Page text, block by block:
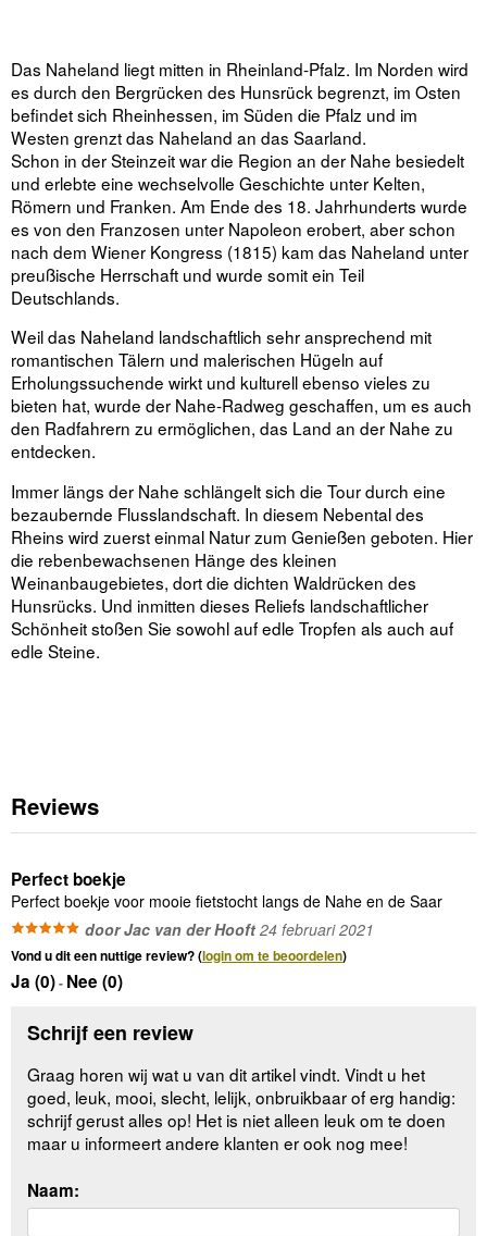
Das Naheland liegt mitten in Rheinland-Pfalz. Im Norden wird
es durch den Bergrücken des Hunsrück begrenzt, im Osten
befindet sich Rheinhessen, im Süden die Pfalz und im
Westen grenzt das Naheland an das Saarland.
Schon in der Steinzeit war die Region an der Nahe besiedelt
und erlebte eine wechselvolle Geschichte unter Kelten,
Römern und Franken. Am Ende des 18. Jahrhunderts wurde
es von den Franzosen unter Napoleon erobert, aber schon
nach dem Wiener Kongress (1815) kam das Naheland unter
preußische Herrschaft und wurde somit ein Teil
Deutschlands.
Weil das Naheland landschaftlich sehr ansprechend mit
romantischen Tälern und malerischen Hügeln auf
Erholungssuchende wirkt und kulturell ebenso vieles zu
bieten hat, wurde der Nahe-Radweg geschaffen, um es auch
den Radfahrern zu ermöglichen, das Land an der Nahe zu
entdecken.
Immer längs der Nahe schlängelt sich die Tour durch eine
bezaubernde Flusslandschaft. In diesem Nebental des
Rheins wird zuerst einmal Natur zum Genießen geboten. Hier
die rebenbewachsenen Hänge des kleinen
Weinanbaugebietes, dort die dichten Waldrücken des
Hunsrücks. Und inmitten dieses Reliefs landschaftlicher
Schönheit stoßen Sie sowohl auf edle Tropfen als auch auf
edle Steine.
Reviews
Perfect boekje
Perfect boekje voor mooie fietstocht langs de Nahe en de Saar
door Jac van der Hooft 24 februari 2021
Vond u dit een nuttige review? (login om te beoordelen)
Ja (0)- Nee (0)
Schrijf een review
Graag horen wij wat u van dit artikel vindt. Vindt u het
goed, leuk, mooi, slecht, lelijk, onbruikbaar of erg handig:
schrijf gerust alles op! Het is niet alleen leuk om te doen
maar u informeert andere klanten er ook nog mee!
Naam: